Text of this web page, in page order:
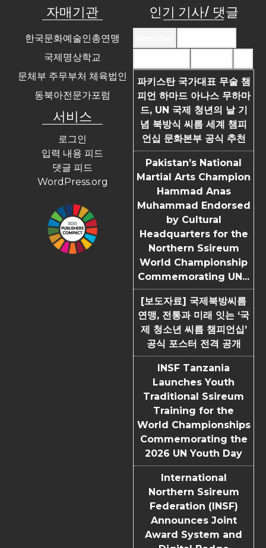
자매기관
한국문화예술인총연맹
국제명상학교
문체부 주무부처 체육법인
동북아전문가포럼
서비스
로그인
입력 내용 피드
댓글 피드
WordPress.org
인기 기사/ 댓글
파키스탄 국가대표 무술 챔
피언 하마드 아나스 무하마
드, UN 국제 청년의 날 기
념 북방식 씨름 세계 챔피
언십 문화본부 공식 추천
Pakistan’s National
Martial Arts Champion
Hammad Anas
Muhammad Endorsed
by Cultural
Headquarters for the
Northern Ssireum
World Championship
Commemorating UN...
[보도자료] 국제북방씨름
연맹, 전통과 미래 잇는 ‘국
제 청소년 씨름 챔피언십’
공식 포스터 전격 공개
INSF Tanzania
Launches Youth
Traditional Ssireum
Training for the
World Championships
Commemorating the
2026 UN Youth Day
International
Northern Ssireum
Federation (INSF)
Announces Joint
Award System and